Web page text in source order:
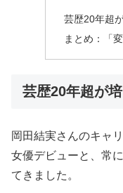
芸歴20年超
まとめ：「
芸歴20年超が
岡田結実さんのキャ
女優デビューと、常
てきました。